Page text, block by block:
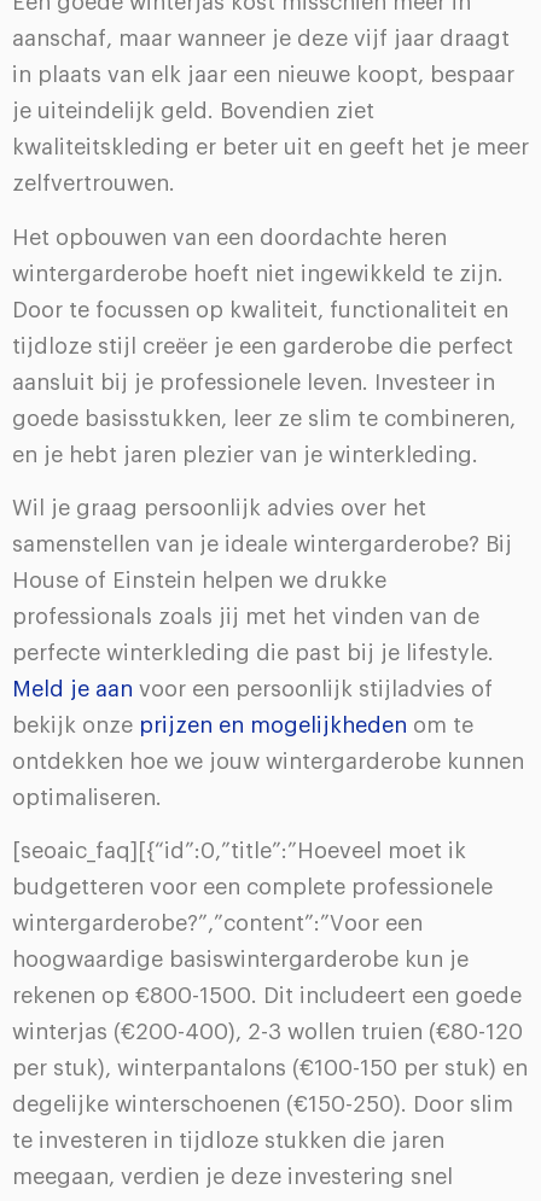
aanschaf, maar wanneer je deze vijf jaar draagt
in plaats van elk jaar een nieuwe koopt, bespaar
je uiteindelijk geld. Bovendien ziet
kwaliteitskleding er beter uit en geeft het je meer
zelfvertrouwen.
Het opbouwen van een doordachte heren
wintergarderobe hoeft niet ingewikkeld te zijn.
Door te focussen op kwaliteit, functionaliteit en
tijdloze stijl creëer je een garderobe die perfect
aansluit bij je professionele leven. Investeer in
goede basisstukken, leer ze slim te combineren,
en je hebt jaren plezier van je winterkleding.
Wil je graag persoonlijk advies over het
samenstellen van je ideale wintergarderobe? Bij
House of Einstein helpen we drukke
professionals zoals jij met het vinden van de
perfecte winterkleding die past bij je lifestyle.
Meld je aan voor een persoonlijk stijladvies of
bekijk onze prijzen en mogelijkheden om te
ontdekken hoe we jouw wintergarderobe kunnen
optimaliseren.
[seoaic_faq][{“id”:0,”title”:”Hoeveel moet ik
budgetteren voor een complete professionele
wintergarderobe?”,”content”:”Voor een
hoogwaardige basiswintergarderobe kun je
rekenen op €800-1500. Dit includeert een goede
winterjas (€200-400), 2-3 wollen truien (€80-120
per stuk), winterpantalons (€100-150 per stuk) en
degelijke winterschoenen (€150-250). Door slim
te investeren in tijdloze stukken die jaren
meegaan, verdien je deze investering snel